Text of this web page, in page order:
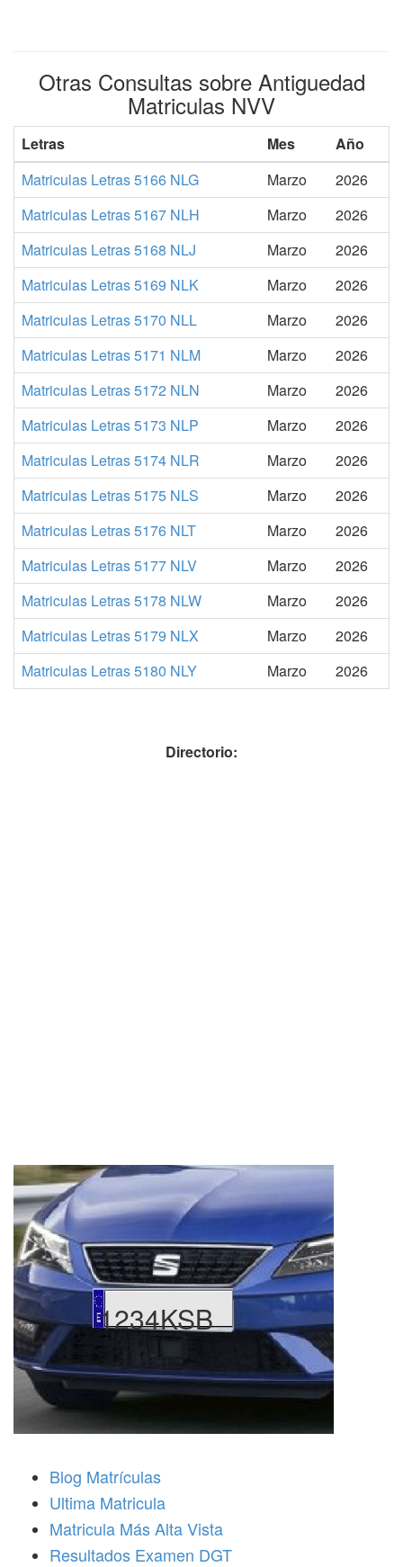
Otras Consultas sobre Antiguedad
Matriculas NVV
Letras Mes
Año
Matriculas Letras 5166 NLG
Marzo
2026
Matriculas Letras 5167 NLH
Marzo
2026
Matriculas Letras 5168 NLJ
Marzo
2026
Matriculas Letras 5169 NLK
Marzo
2026
Matriculas Letras 5170 NLL
Marzo
2026
Matriculas Letras 5171 NLM
Marzo
2026
Matriculas Letras 5172 NLN
Marzo
2026
Matriculas Letras 5173 NLP
Marzo
2026
Matriculas Letras 5174 NLR
Marzo
2026
Matriculas Letras 5175 NLS
Marzo
2026
Matriculas Letras 5176 NLT
Marzo
2026
Matriculas Letras 5177 NLV
Marzo
2026
Matriculas Letras 5178 NLW
Marzo
2026
Matriculas Letras 5179 NLX
Marzo
2026
Matriculas Letras 5180 NLY
Marzo 2026
Directorio:
1234KSB
Blog Matrículas
Ultima Matricula
Matricula Más Alta Vista
Resultados Examen DGT